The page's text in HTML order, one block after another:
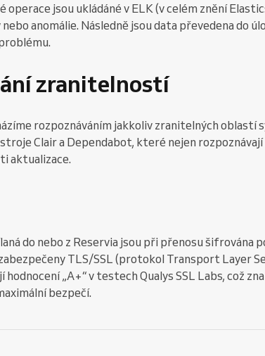
operace jsou ukládáné v ELK (v celém znění
anomálie. Následně jsou data převedena do
zranitelností
rozpoznáváním jakkoliv zranitelných oblastí
Clair a Dependabot, které nejen
aktualizace.
do nebo z Reservia jsou při přenosu šifrována
TLS/SSL (protokol Transport Layer
hodnocení „A+“ v testech Qualys SSL Labs, což
bezpečí.